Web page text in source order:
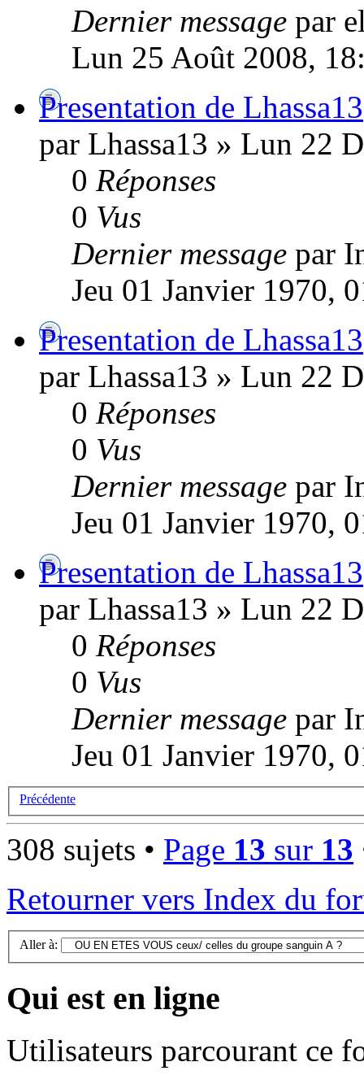
Dernier message par
Lun 25 Août 2008,
Presentation de Lhassa13
par Lhassa13 » Lun 22
0 Réponses
0 Vus
Dernier message par
Jeu 01 Janvier 1970,
Presentation de Lhassa13
par Lhassa13 » Lun 22
0 Réponses
0 Vus
Dernier message par
Jeu 01 Janvier 1970,
Presentation de Lhassa13
par Lhassa13 » Lun 22
0 Réponses
0 Vus
Dernier message par
Jeu 01 Janvier 1970,
Précédente
308 sujets • Page 13 sur 13
Retourner vers Index du
Aller à:
Qui est en ligne
Utilisateurs parcourant ce